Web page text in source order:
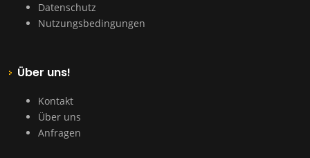
Datenschutz
Nutzungsbedingungen
Über uns!
Kontakt
Über uns
Anfragen